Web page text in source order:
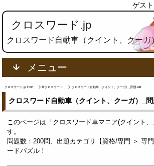
ゲス
クロスワード.jp
クロスワード自動車（クイント、クーガ
メニュー
クロスワード.jp TOP 車クロスワード クロスワード自動車（クイント、クーガ）_問題198
クロスワード自動車（クイント、クーガ）_
このページは「クロスワード車マニア(クイント
す。
問題数：200問、出題カテゴリ【資格/専門 ＞ 専
ードパズル！